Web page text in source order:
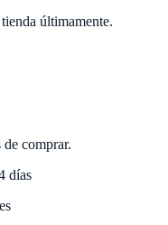
últimamente.
comprar.
días